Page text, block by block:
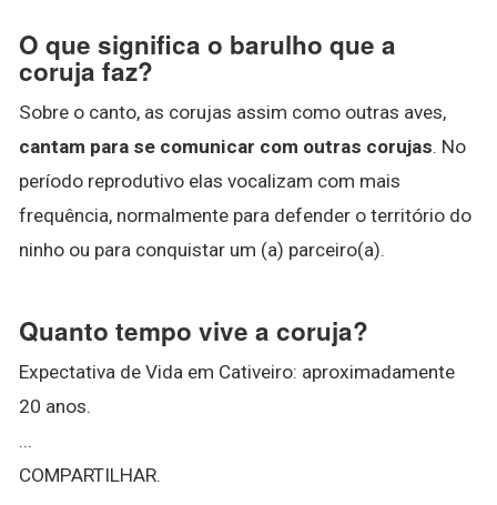
O que significa o barulho que a
coruja faz?
Sobre o canto, as corujas assim como outras aves,
cantam para se comunicar com outras corujas. No
período reprodutivo elas vocalizam com mais
frequência, normalmente para defender o território do
ninho ou para conquistar um (a) parceiro(a).
Quanto tempo vive a coruja?
Expectativa de Vida em Cativeiro: aproximadamente
20 anos.
...
COMPARTILHAR.